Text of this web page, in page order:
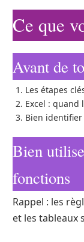
Ce que
Avant de
Les étapes
Excel :
Bien identifier
Bien
fonctions
Rappel : les
et les tableaux